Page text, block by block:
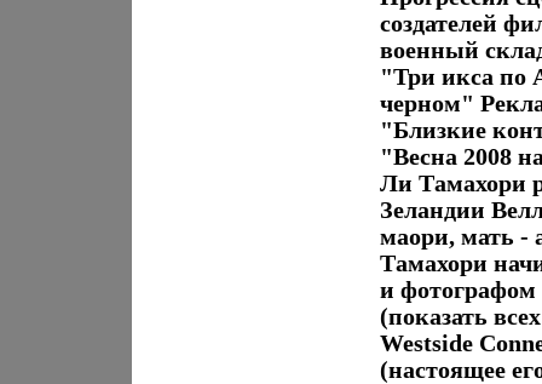
создателей
военный
"Три икса по
черном"
"Близкие
"Весна 2008
Ли Тамахори
Зеландии
маори, мать -
Тамахори
и
(показать
Westside
(настоящее